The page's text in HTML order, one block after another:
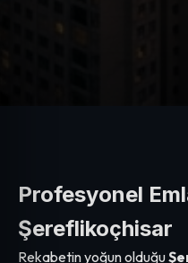
Profesyonel
Şereflikoçhisar
Rekabetin yoğun olduğu